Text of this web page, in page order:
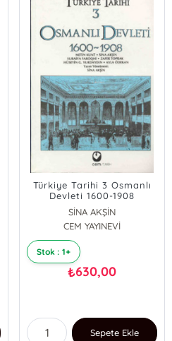
Türkiye Tarihi 3 Osmanlı
Devleti 1600-1908
SİNA AKŞİN
CEM YAYINEVİ
Stok : 1+
₺630,00
Sepete Ekle